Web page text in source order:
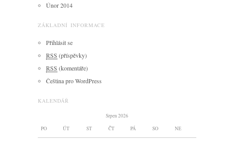
Únor 2014
ZÁKLADNÍ INFORMACE
Přihlásit se
RSS (příspěvky)
RSS (komentáře)
Čeština pro WordPress
KALENDÁŘ
Srpen 2026
PO
ÚT ST ČT PÁ SO NE